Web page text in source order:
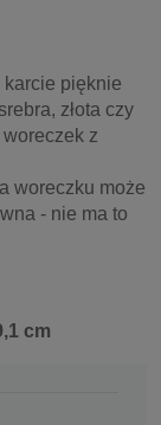
karcie pięknie
złota czy
z
woreczku może
- nie ma to
cm